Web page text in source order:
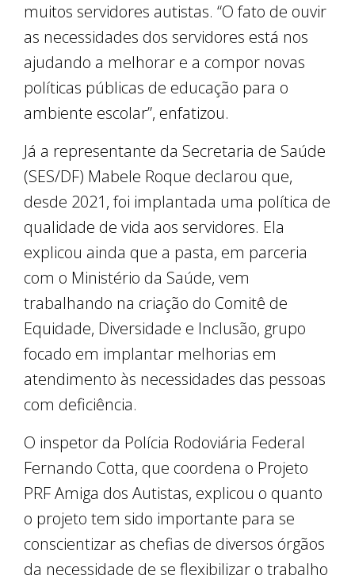
muitos servidores autistas. “O fato de ouvir
as necessidades dos servidores está nos
ajudando a melhorar e a compor novas
políticas públicas de educação para o
ambiente escolar”, enfatizou.
Já a representante da Secretaria de Saúde
(SES/DF) Mabele Roque declarou que,
desde 2021, foi implantada uma política de
qualidade de vida aos servidores. Ela
explicou ainda que a pasta, em parceria
com o Ministério da Saúde, vem
trabalhando na criação do Comitê de
Equidade, Diversidade e Inclusão, grupo
focado em implantar melhorias em
atendimento às necessidades das pessoas
com deficiência.
O inspetor da Polícia Rodoviária Federal
Fernando Cotta, que coordena o Projeto
PRF Amiga dos Autistas, explicou o quanto
o projeto tem sido importante para se
conscientizar as chefias de diversos órgãos
da necessidade de se flexibilizar o trabalho